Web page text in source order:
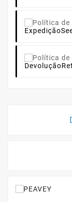
Expedição
Devolução